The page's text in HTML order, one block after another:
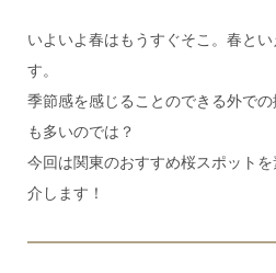
いよいよ春はもうすぐそこ。春と
す。
季節感を感じることのできる外で
も多いのでは？
今回は関東のおすすめ桜スポット
介します！